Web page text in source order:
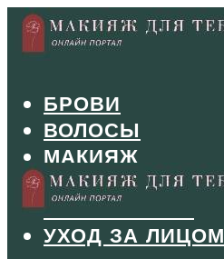
БРОВИ
ВОЛОСЫ
МАКИЯЖ
МАНИКЮР
ТУШЬ И ТЕНИ
УХОД ЗА ЛИЦОМ